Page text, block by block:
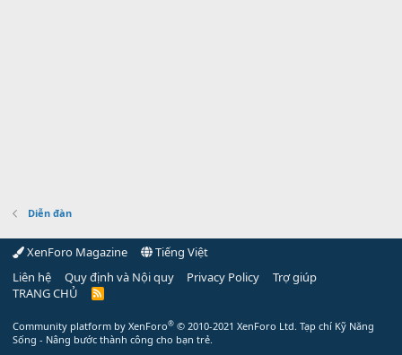
Diễn đàn
XenForo Magazine
Tiếng Việt
Liên hệ
Quy định và Nội quy Privacy Policy
Trợ giúp
TRANG CHỦ
R
Community platform by XenForo® © 2010-2021 XenForo Ltd. Tạp chí Kỹ Năng
Sống - Nâng bước thành công cho bạn trẻ.